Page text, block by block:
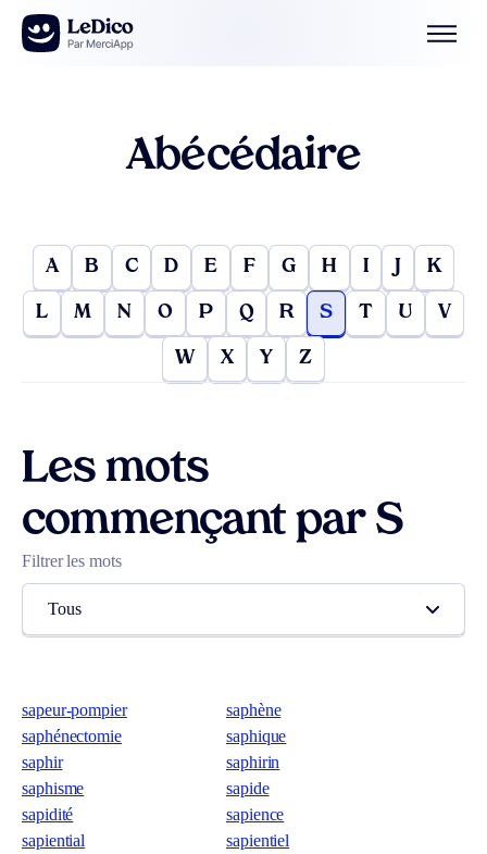
Aller au contenu
Abécédaire
A B C D E F G H I J K
L M N O P Q R S T U V
W X Y Z
Les mots
commençant par S
Filtrer les mots
Tous
sapeur-pompier
saphène
saphénectomie
saphique
saphir
saphirin
saphisme
sapide
sapidité
sapience
sapiential
sapientiel